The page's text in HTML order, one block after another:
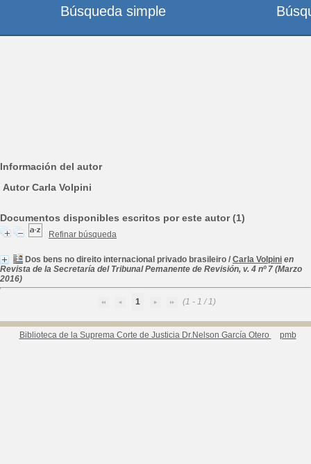
Información del autor
Autor Carla Volpini
Documentos disponibles escritos por este autor (1)
Refinar búsqueda
Dos bens no direito internacional privado brasileiro / Carla Volpini en
Revista de la Secretaría del Tribunal Pemanente de Revisión, v. 4 nº 7 (Marzo
2016)
1 (1 - 1 / 1)
Biblioteca de la Suprema Corte de Justicia Dr.Nelson García Otero pmb
Búsqueda simple